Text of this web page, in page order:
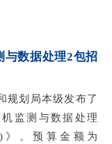
与数据处理2包招
规划局本级发布了
监测与数据处理
》。预算金额为